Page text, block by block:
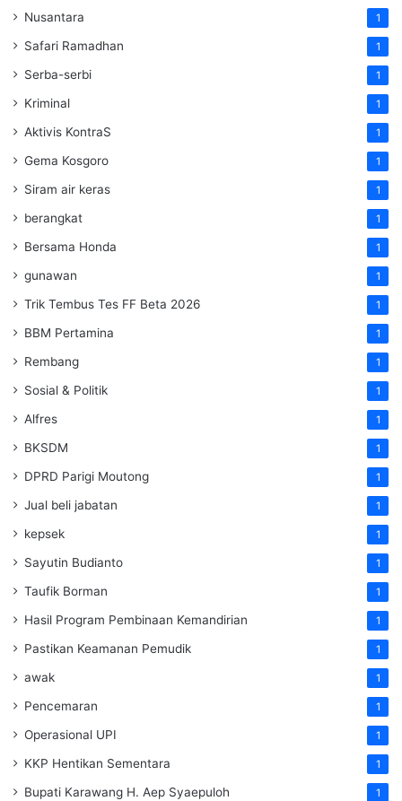
Nusantara 1
Safari Ramadhan 1
Serba-serbi 1
Kriminal 1
Aktivis KontraS 1
Gema Kosgoro 1
Siram air keras 1
berangkat 1
Bersama Honda 1
gunawan 1
Trik Tembus Tes FF Beta 2026 1
BBM Pertamina 1
Rembang 1
Sosial & Politik 1
Alfres 1
BKSDM 1
DPRD Parigi Moutong 1
Jual beli jabatan 1
kepsek 1
Sayutin Budianto 1
Taufik Borman 1
Hasil Program Pembinaan Kemandirian 1
Pastikan Keamanan Pemudik 1
awak 1
Pencemaran 1
Operasional UPI 1
KKP Hentikan Sementara 1
Bupati Karawang H. Aep Syaepuloh 1